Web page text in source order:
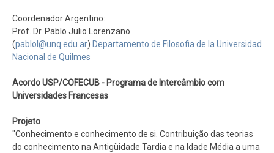
Coordenador Argentino:
Prof. Dr. Pablo Julio Lorenzano
(pablol@unq.edu.ar) Departamento de Filosofia de la Universidad
Nacional de Quilmes
Acordo USP/COFECUB - Programa de Intercâmbio com
Universidades Francesas
Projeto
"Conhecimento e conhecimento de si. Contribuição das teorias
do conhecimento na Antigüidade Tardia e na Idade Média a uma